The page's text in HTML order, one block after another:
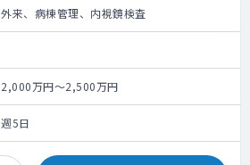
外来、病棟管理、内視鏡検査
2,000万円～2,500万円
週5日